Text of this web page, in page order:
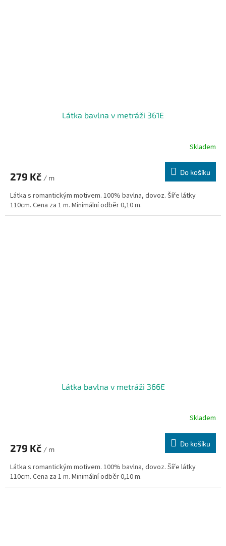
Látka bavlna v metráži 361E
Skladem
279 Kč / m
Do košíku
Látka s romantickým motivem. 100% bavlna, dovoz. Šíře látky
110cm. Cena za 1 m. Minimální odběr 0,10 m.
Látka bavlna v metráži 366E
Skladem
279 Kč / m
Do košíku
Látka s romantickým motivem. 100% bavlna, dovoz. Šíře látky
110cm. Cena za 1 m. Minimální odběr 0,10 m.